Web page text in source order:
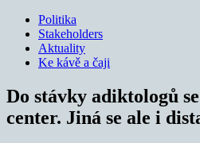
Politika
Stakeholders
Aktuality
Ke kávě a čaji
Do stávky adiktologů
center. Jiná se ale i